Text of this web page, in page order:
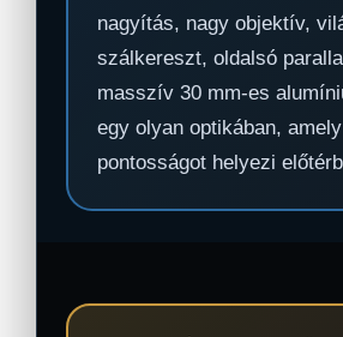
nagyítás, nagy objektív,
szálkereszt, oldalsó
masszív 30 mm-es
egy olyan optikában,
pontosságot helyezi